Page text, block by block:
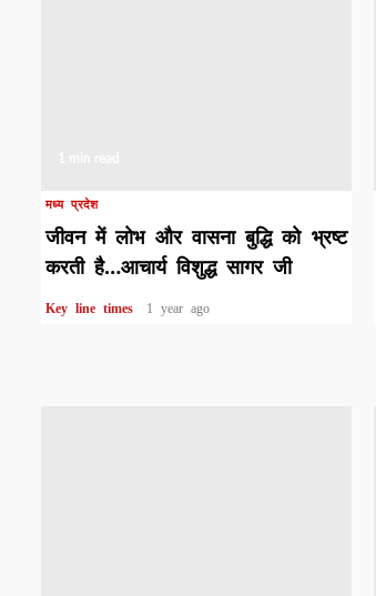
मध्य प्रदेश
जीवन में लोभ और वासना बुद्धि को भ्रष्ट
करती है…आचार्य विशुद्ध सागर जी
Key line times 1 year ago